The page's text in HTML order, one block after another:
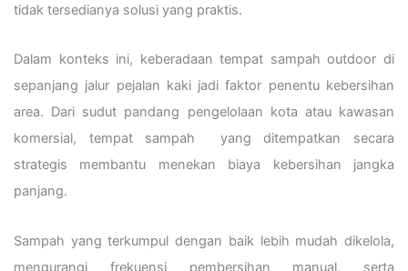
tidak tersedianya solusi yang praktis.
Dalam konteks ini, keberadaan tempat sampah outdoor di
sepanjang jalur pejalan kaki jadi faktor penentu kebersihan
area. Dari sudut pandang pengelolaan kota atau kawasan
komersial, tempat sampah yang ditempatkan secara
strategis membantu menekan biaya kebersihan jangka
panjang.
Sampah yang terkumpul dengan baik lebih mudah dikelola,
mengurangi frekuensi pembersihan manual, serta